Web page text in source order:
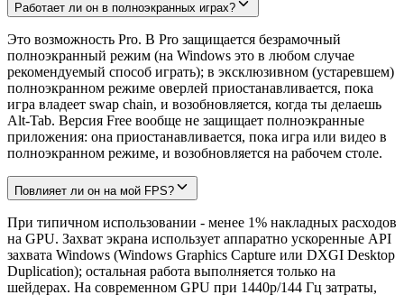
Работает ли он в полноэкранных играх?
Это возможность Pro. В Pro защищается безрамочный
полноэкранный режим (на Windows это в любом случае
рекомендуемый способ играть); в эксклюзивном (устаревшем)
полноэкранном режиме оверлей приостанавливается, пока
игра владеет swap chain, и возобновляется, когда ты делаешь
Alt-Tab. Версия Free вообще не защищает полноэкранные
приложения: она приостанавливается, пока игра или видео в
полноэкранном режиме, и возобновляется на рабочем столе.
Повлияет ли он на мой FPS?
При типичном использовании - менее 1% накладных расходов
на GPU. Захват экрана использует аппаратно ускоренные API
захвата Windows (Windows Graphics Capture или DXGI Desktop
Duplication); остальная работа выполняется только на
шейдерах. На современном GPU при 1440p/144 Гц затраты,